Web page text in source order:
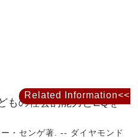
もの社会的能力とEQを
・センゲ著. -- ダイヤモンド
Related Information<<